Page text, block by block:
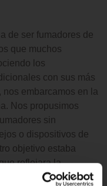
de ser fumadores de
que muchos
los
con sus más
embarcamos en la
Nos propusimos
sin
o dispositivos de
objetivo estaba
reflejara la
efectos perjudiciales